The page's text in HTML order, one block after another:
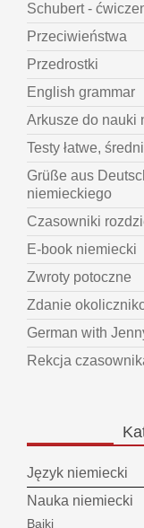
Schubert -
Przeciwieństwa
Przedrostki
English grammar
Arkusze do nauki
Testy łatwe,
Grüße aus
niemieckiego
Czasowniki
E-book niemiecki
Zwroty potoczne
Zdanie
German with
Rekcja
Język niemiecki
Nauka niemiecki
Bajki